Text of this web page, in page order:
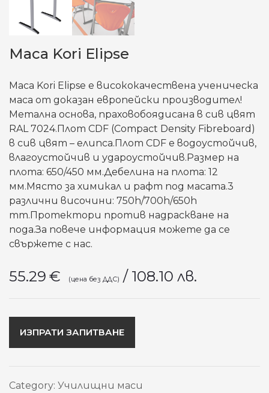
Маса Kori Elipse
Маса Kori Elipse е висококачествена ученическа
маса от доказан европейски производител!
Метална основа, праховобоядисана в сив цвят
RAL 7024.Плот CDF (Compact Density Fibreboard)
в сив цвят – елипса.Плот CDF е водоустойчив,
влагоустойчив и удароустойчив.Размер на
плота: 650/450 мм.Дебелина на плота: 12
мм.Място за химикал и рафт под масата.3
различни височини: 750h/700h/650h
mm.Протектори против надраскване на
пода.За повече информация можете да се
свържете с нас.
55.29 € / 108.10 лв.
ИЗПРАТИ ЗАПИТВАНЕ
Category: Училищни маси